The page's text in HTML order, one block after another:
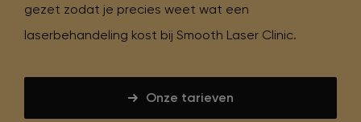
gezet zodat je precies weet wat een
laserbehandeling kost bij Smooth Laser Clinic.
Onze tarieven